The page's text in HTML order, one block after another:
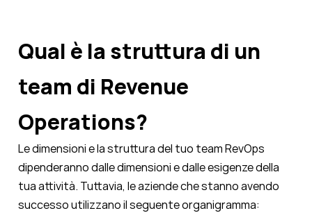
Qual è la struttura di un
team di Revenue
Operations?
Le dimensioni e la struttura del tuo team RevOps
dipenderanno dalle dimensioni e dalle esigenze della
tua attività. Tuttavia, le aziende che stanno avendo
successo utilizzano il seguente organigramma: